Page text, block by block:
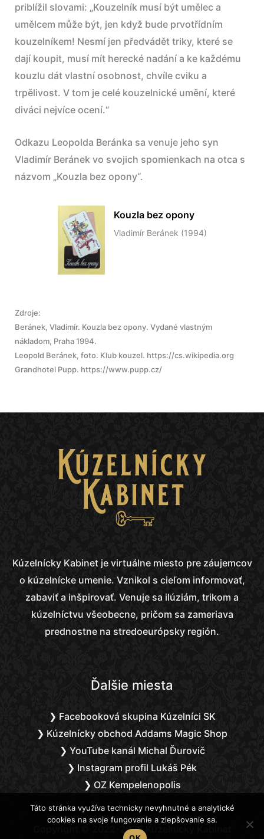
priblížil slovami: „Kouzelník musí být umělec a
umělcem může být, jen když bude prvotřídním
kouzelníkem! Nesmí jen předvádět triky, které se
dají koupit, musí mít herecké nadání a ke každému
kouzlu dát vlastní osobnost, chvíle cviku a
trpělivost. V tom je celé kouzelnické umění, které
diváci nejvíce ocení.“
Odkazu Leopolda Beránka sa venuje jeho syn
Vladimír Beránek vo svojich spomienkach na otca s
názvom „Kouzla bez opony“.
Kouzla
bez
opony
Kouzla bez opony
Vladimír Beránek (1994)
Zdroje:
Beránek, Vladimír. Kouzla bez opony. Vydané vlastným
nákladom, Praha 1994.
Leopold Beránek, foto. Klub kouzel. https://cs.wikipedia.org
Grandhotel Pupp. https://www.pupp.cz/
Kúzelnícky Kabinetje virtuálne miesto pre záujemcov
o kúzelnícke umenie. Vznikol s cieľom informovať,
zabaviť a inšpirovať. Venuje sa ilúziám, trikom a
kúzelníctvu všeobecne, pričom sa zameriava
prednostne na stredoeurópsky región.
Ďalšie miesta
❯ Facebooková skupina Kúzelníci SK
❯ Kúzelnícky obchod Addams Magic Shop
❯ YouTube kanál Michal Ďurovič
❯ Instagram profil Lukáš Pék
❯ OZ Kempelenopolis
Copyright © 2022-2026 Kúzelnícky Kabinet
Táto stránka využíva technicky nevyhnutné a analytické
cookies na svoje fungovanie a zlepšovanie sa.